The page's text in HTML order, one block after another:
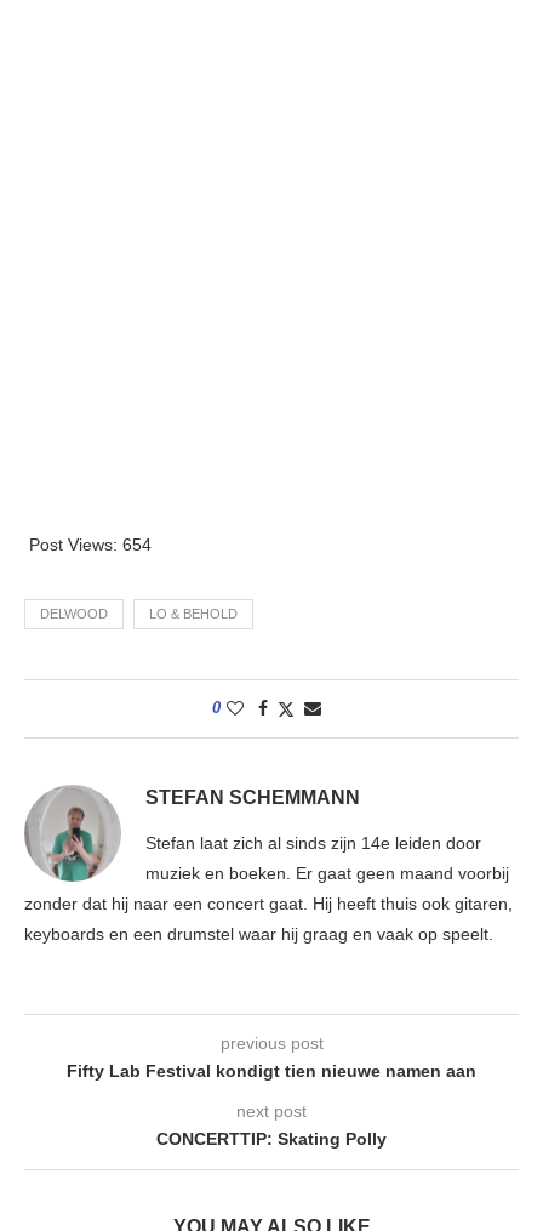
Post Views: 654
DELWOOD LO & BEHOLD
0
STEFAN SCHEMMANN
Stefan laat zich al sinds zijn 14e leiden door
muziek en boeken. Er gaat geen maand voorbij
zonder dat hij naar een concert gaat. Hij heeft thuis ook gitaren,
keyboards en een drumstel waar hij graag en vaak op speelt.
previous post
Fifty Lab Festival kondigt tien nieuwe namen aan
next post
CONCERTTIP: Skating Polly